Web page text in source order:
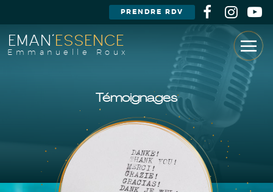
Témoignages
EMAN'ESSENCE
Emmanuelle Roux
PRENDRE RDV